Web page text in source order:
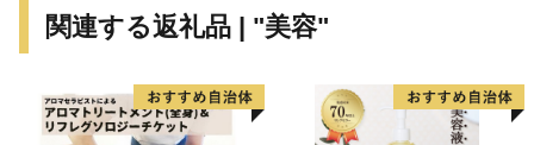
相撲の開祖『當麻蹶速』を顕彰する目的で開館されまし
由に上がることができます。また、所有資料は約12000
点もあります。
関連する返礼品 | "美容"